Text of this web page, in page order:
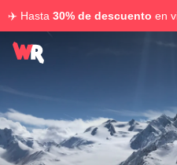
✈️ Hasta 30% de descuento en